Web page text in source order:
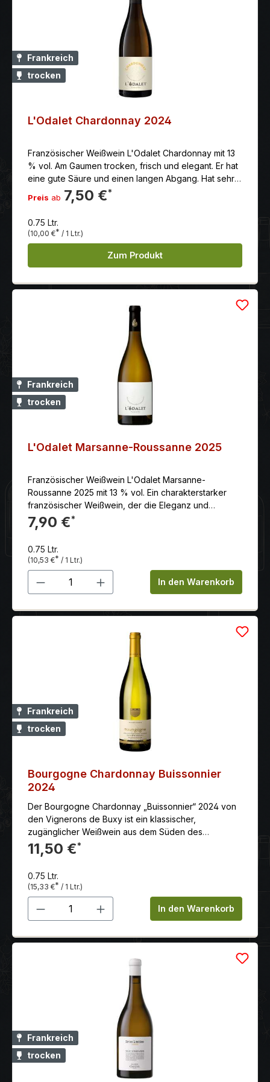
Ost-Ausrichtung an den Hängen. Ton-Kalkstein-
Böden. Ertrag 60hl/ha. Goldmedaille beim St.-Vincent-
Frankreich
trocken
L'Odalet Chardonnay 2024
Französischer Weißwein L'Odalet Chardonnay mit 13
% vol. Am Gaumen trocken, frisch und elegant. Er hat
eine gute Säure und einen langen Abgang. Hat sehr
feine Aromen von gelbes Steinobst und Noten von
Jasminblüten.
Preis ab 7,50 €*
0.75 Ltr.
(10,00 €* / 1 Ltr.)
Zum Produkt
Frankreich
trocken
L'Odalet Marsanne-Roussanne 2025
Französischer Weißwein L'Odalet Marsanne-
Roussanne 2025 mit 13 % vol. Ein charakterstarker
französischer Weißwein, der die Eleganz und
Komplexität der Languedoc Rebsorten Marsanne und
Roussanne in sich vereint.
7,90 €*
0.75 Ltr.
(10,53 €* / 1 Ltr.)
Produkt Anzahl: Gib denIn den Warenkorb
Frankreich
trocken
Bourgogne Chardonnay Buissonnier
2024
Der Bourgogne Chardonnay „Buissonnier“ 2024 von
den Vignerons de Buxy ist ein klassischer,
zugänglicher Weißwein aus dem Süden des
Burgunds (Côte Chalonnaise).
11,50 €*
0.75 Ltr.
(15,33 €* / 1 Ltr.)
Produkt Anzahl: Gib denIn den Warenkorb
Frankreich
trocken